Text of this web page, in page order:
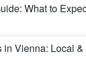
What to
in Vienna: Local